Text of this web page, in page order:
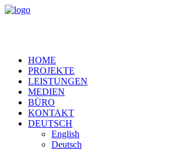
HOME
PROJEKTE
LEISTUNGEN
MEDIEN
BÜRO
KONTAKT
DEUTSCH
English
Deutsch